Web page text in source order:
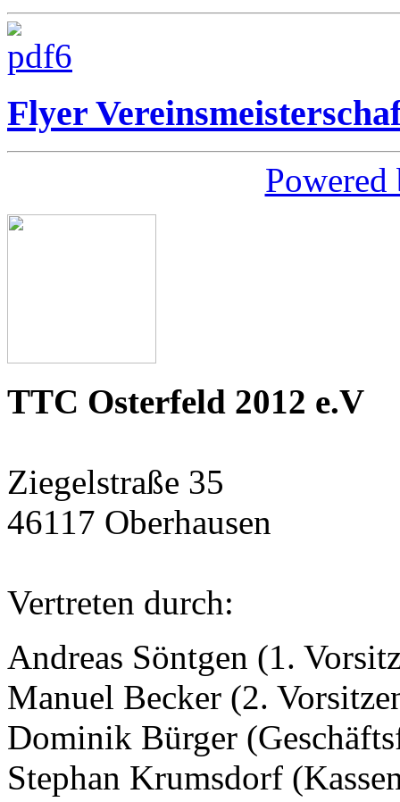
Flyer
TTC Osterfeld 2012 e.V
Ziegelstraße 35
46117 Oberhausen
Vertreten durch:
Andreas Söntgen (1.
Manuel Becker (2.
Dominik Bürger
Stephan Krumsdorf